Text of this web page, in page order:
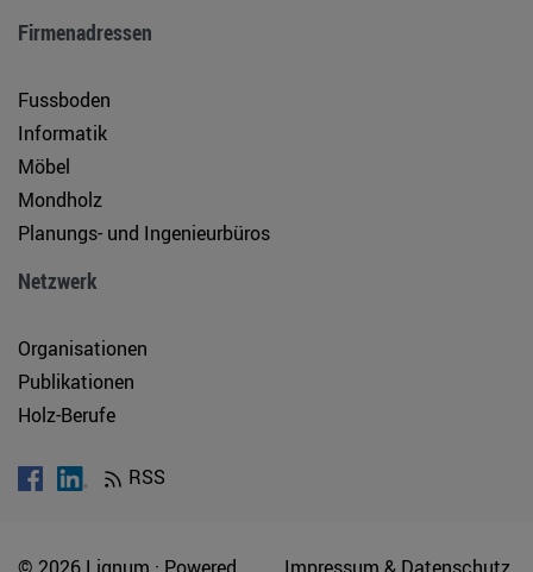
Firmenadressen
Fussboden
Informatik
Möbel
Mondholz
Planungs- und Ingenieurbüros
Netzwerk
Organisationen
Publikationen
Holz-Berufe
RSS